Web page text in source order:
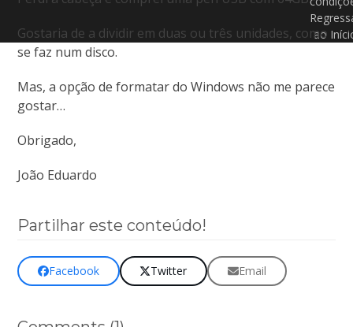
Gostaria de a dividir em duas ou três unidades, como
se faz num disco.
Mas, a opção de formatar do Windows não me parece
gostar…
Obrigado,
João Eduardo
Partilhar este conteúdo!
Facebook Twitter Email
ao